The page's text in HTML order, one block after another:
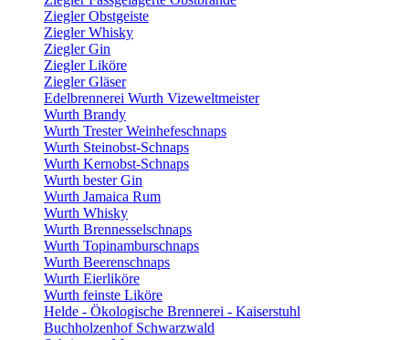
Ziegler Obstgeiste
Ziegler Whisky
Ziegler Gin
Ziegler Liköre
Ziegler Gläser
Edelbrennerei Wurth Vizeweltmeister
Wurth Brandy
Wurth Trester Weinhefeschnaps
Wurth Steinobst-Schnaps
Wurth Kernobst-Schnaps
Wurth bester Gin
Wurth Jamaica Rum
Wurth Whisky
Wurth Brennesselschnaps
Wurth Topinamburschnaps
Wurth Beerenschnaps
Wurth Eierliköre
Wurth feinste Liköre
Helde - Ökologische Brennerei - Kaiserstuhl
Buchholzenhof Schwarzwald